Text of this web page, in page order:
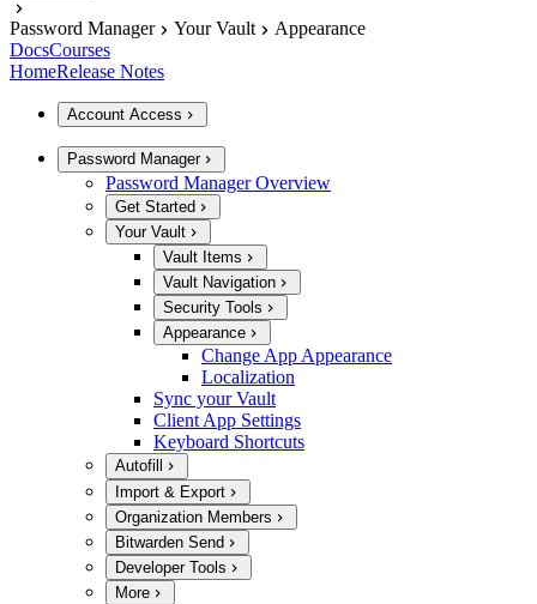
Password Manager Your Vault
Appearance
DocsCourses
HomeRelease Notes
Account Access
Password Manager
Password Manager Overview
Get Started
Your Vault
Vault Items
Vault Navigation
Security Tools
Appearance
Change App Appearance
Localization
Sync your Vault
Client App Settings
Keyboard Shortcuts
Autofill
Import & Export
Organization Members
Bitwarden Send
Developer Tools
More